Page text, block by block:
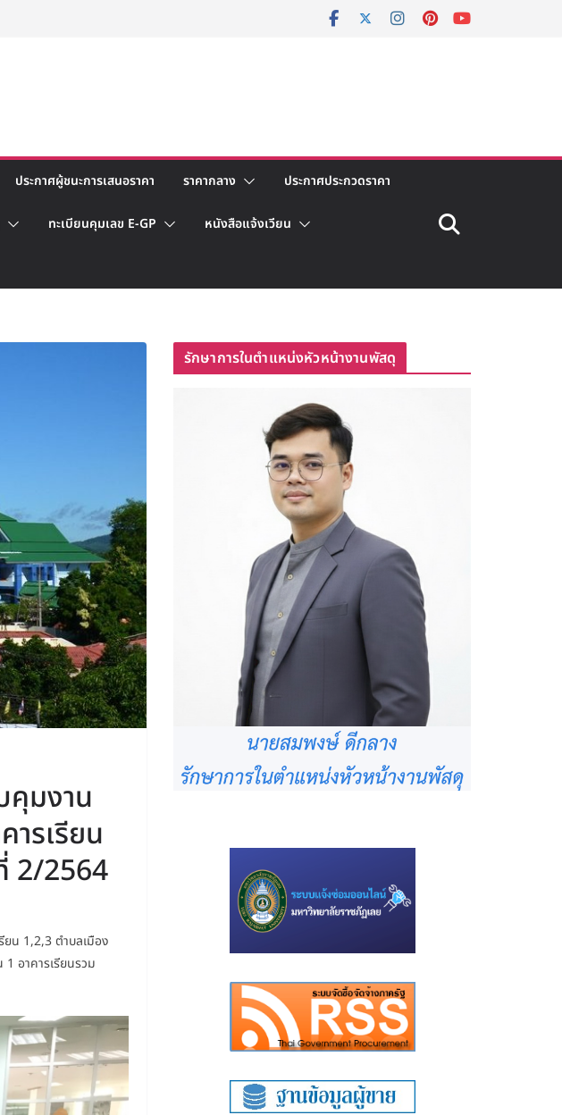
ประกาศผู้ชนะการเสนอราคา ราคากลาง ประกาศประกวดราคา
ทะเบียนคุมเลข E-GP หนังสือแจ้งเวียน
คุมงาน
ารเรียน
2/2564
ยน 1,2,3 ตำบลเมือง
อาคารเรียนรวม
รักษาการในตำแหน่งหัวหน้างานพัสดุ